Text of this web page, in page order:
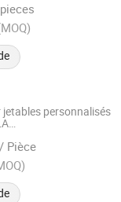
jetables personnalisés
boisson chau
/ Pièce